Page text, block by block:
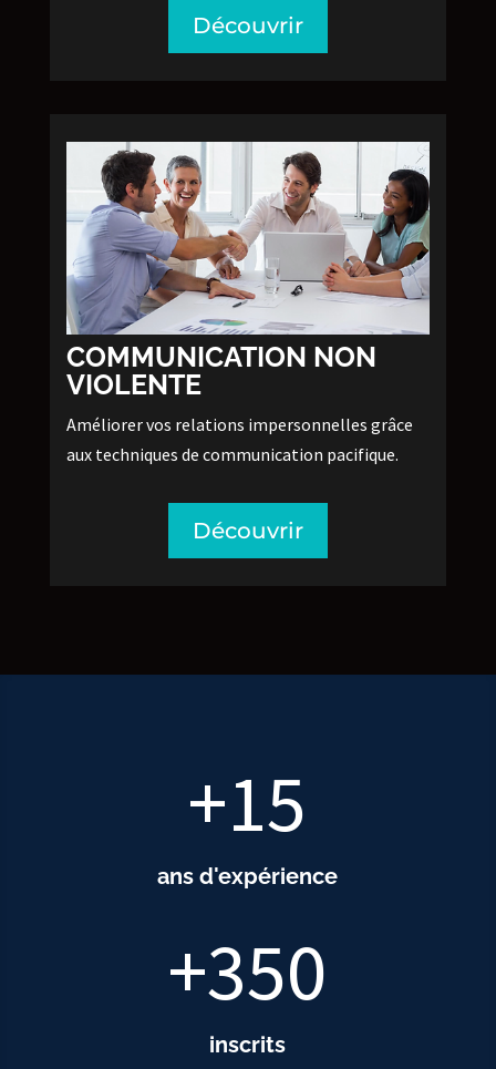
Découvrir
COMMUNICATION NON
VIOLENTE
Améliorer vos relations impersonnelles grâce
aux techniques de communication pacifique.
Découvrir
+15
ans d'expérience
+350
inscrits